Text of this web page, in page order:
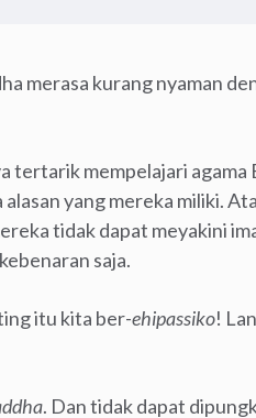
merasa kurang nyaman
tertarik mempelajari
yang mereka miliki.
tidak dapat meyakini
saja.
itu kita ber-ehipassiko!
. Dan tidak dapat